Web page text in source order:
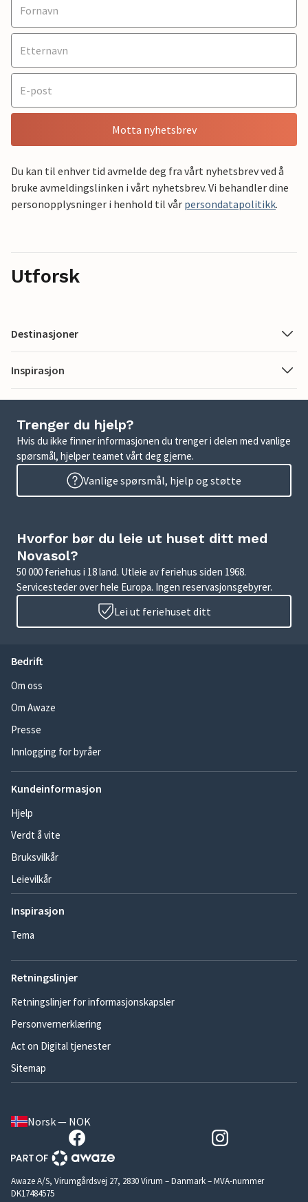
Motta nyhetsbrev
Du kan til enhver tid avmelde deg fra vårt nyhetsbrev ved å
bruke avmeldingslinken i vårt nyhetsbrev. Vi behandler dine
personopplysninger i henhold til vår persondatapolitikk.
Utforsk
Destinasjoner
Inspirasjon
Trenger du hjelp?
Hvis du ikke finner informasjonen du trenger i delen med vanlige
spørsmål, hjelper teamet vårt deg gjerne.
Vanlige spørsmål, hjelp og støtte
Hvorfor bør du leie ut huset ditt med
Novasol?
50 000 feriehus i 18 land. Utleie av feriehus siden 1968.
Servicesteder over hele Europa. Ingen reservasjonsgebyrer.
Lei ut feriehuset ditt
Bedrift
Om oss
Om Awaze
Presse
Innlogging for byråer
Kundeinformasjon
Hjelp
Verdt å vite
Bruksvilkår
Leievilkår
Inspirasjon
Tema
Retningslinjer
Retningslinjer for informasjonskapsler
Personvernerklæring
Act on Digital tjenester
Sitemap
Norsk — NOK
Awaze A/S, Virumgårdsvej 27, 2830 Virum – Danmark – MVA-nummer
DK17484575